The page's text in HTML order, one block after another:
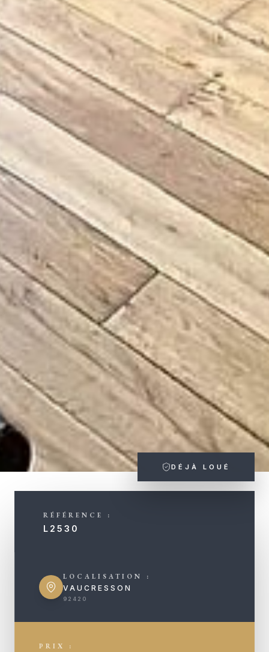
DÉJÀ LOUÉ
RÉFÉRENCE :
L2530
LOCALISATION :
VAUCRESSON
92420
PRIX :